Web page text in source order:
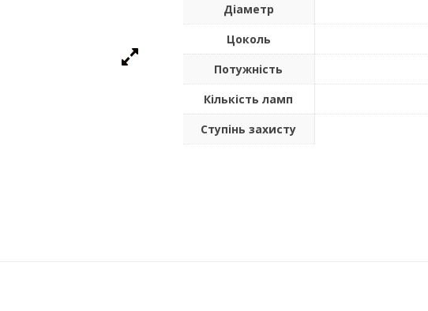
Діаметр
Цоколь
Потужність
Кількість ламп
Ступінь захисту